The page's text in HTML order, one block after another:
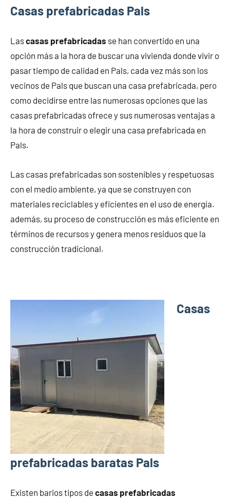
Casas prefabricadas Pals
Lascasas prefabricadas se han convertido en una
opción más a la hora de buscar una vivienda donde vivir o
pasar tiempo de calidad en Pals, cada vez más son los
vecinos de Pals que buscan una casa prefabricada, pero
como decidirse entre las numerosas opciones que las
casas prefabricadas ofrece y sus numerosas ventajas a
la hora de construir o elegir una casa prefabricada en
Pals.
Las casas prefabricadas son sostenibles y respetuosas
con el medio ambiente, ya que se construyen con
materiales reciclables y eficientes en el uso de energía.
además, su proceso de construcción es más eficiente en
términos de recursos y genera menos residuos que la
construcción tradicional.
Casas
prefabricadas baratas Pals
Existen barios tipos de casas prefabricadas